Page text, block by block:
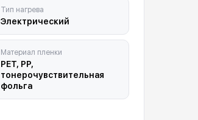
Тип нагрева
Электрический
Материал пленки
PET, PP,
тонерочувствительная
фольга